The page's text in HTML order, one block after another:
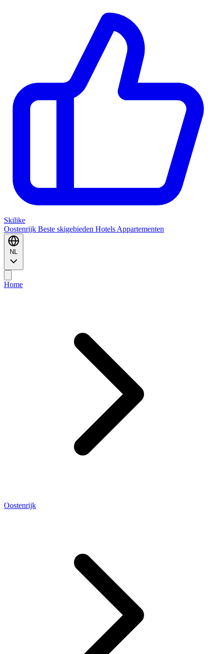
Skilike
Oostenrijk Beste skigebieden Hotels Appartementen
NL
Home
Oostenrijk